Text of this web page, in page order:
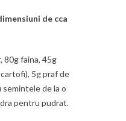
de cca
80g faina, 45g
5g praf de
de la o
pentru pudrat.